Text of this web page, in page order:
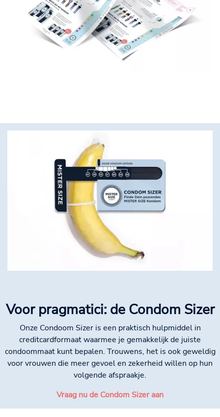
Voor pragmatici: de Condom Sizer
Onze Condoom Sizer is een praktisch hulpmiddel in
creditcardformaat waarmee je gemakkelijk de juiste
condoommaat kunt bepalen. Trouwens, het is ook geweldig
voor vrouwen die meer gevoel en zekerheid willen op hun
volgende afspraakje.
Vraag nu de Condom Sizer aan